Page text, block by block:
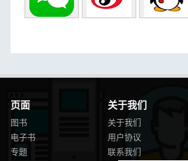
页面
图书
电子书
专题
关于我们
关于我们
用户协议
联系我们